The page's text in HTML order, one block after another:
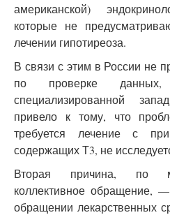
американской)
которые не
лечении гипотиреоза.
В связи с этим в России не
по проверке данных,
специализированной
привело к тому, что
требуется лечение с
содержащих Т3, не
Вторая причина, по
коллективное обращение,
обращении лекарственных